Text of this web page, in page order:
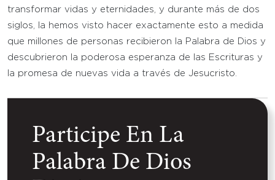
transformar vidas y eternidades, y durante más de dos
siglos, la hemos visto hacer exactamente esto a medida
que millones de personas recibieron la Palabra de Dios y
descubrieron la poderosa esperanza de las Escrituras y
la promesa de nuevas vida a través de Jesucristo.
Participe En La
Palabra De Dios